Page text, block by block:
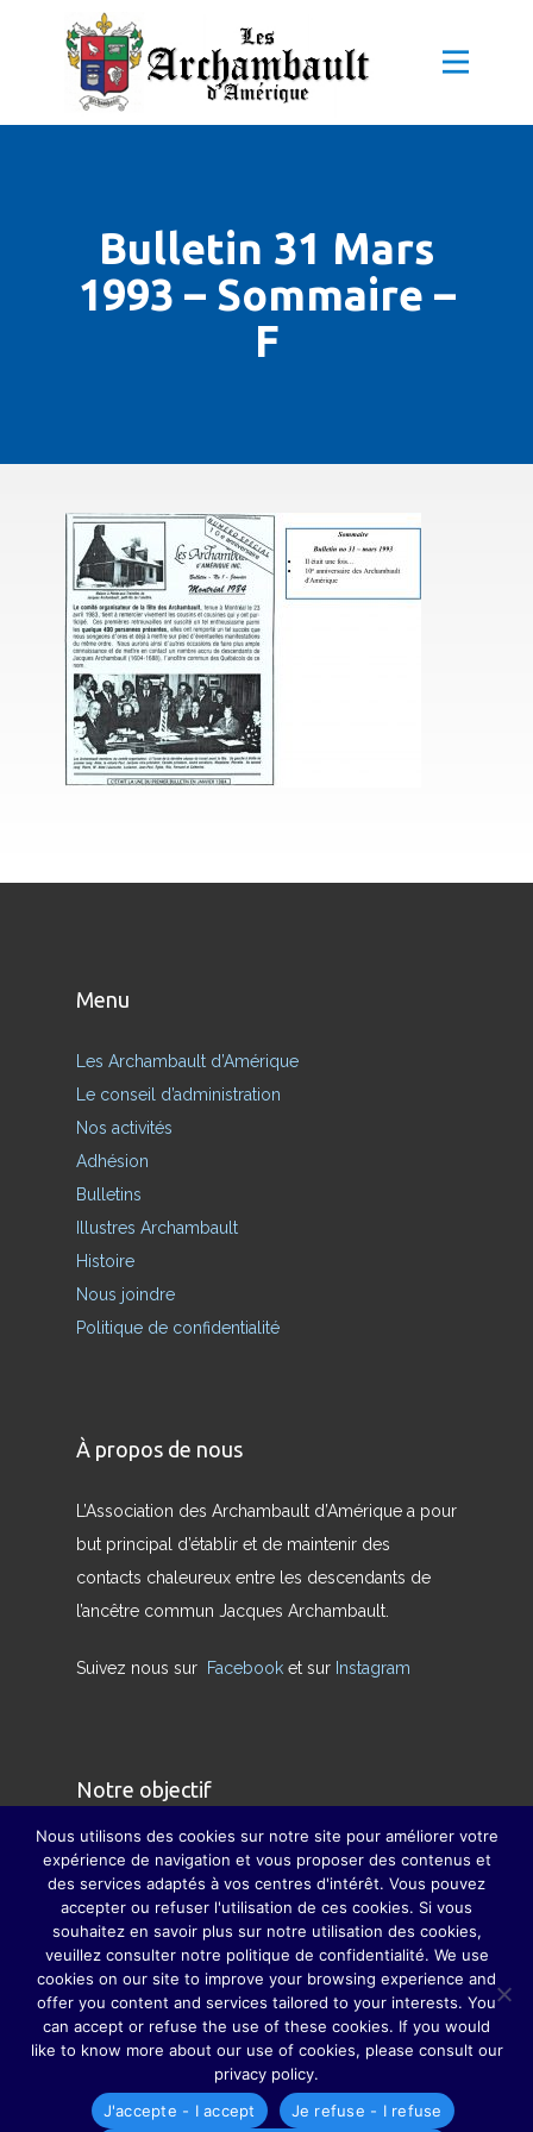
Bulletin 31 Mars
1993 – Sommaire –
F
Menu
Les Archambault d’Amérique
Le conseil d’administration
Nos activités
Adhésion
Bulletins
Illustres Archambault
Histoire
Nous joindre
Politique de confidentialité
À propos de nous
L’Association des Archambault d’Amérique a pour
but principal d’établir et de maintenir des
contacts chaleureux entre les descendants de
l’ancêtre commun Jacques Archambault.
Suivez nous sur Facebook et sur Instagram
Notre objectif
Nous avons pour but de redonner son sens
véritable à la famille et à pallier, dans la mesure
du possible, la disparition des grandes fêtes de
famille, grâce auxquelles parents, grands-
parents, sœurs, frères, oncles, tantes, cousins et
cousines ne se perdaient guère de vue.
Nous utilisons des cookies sur notre site pour améliorer votre
expérience de navigation et vous proposer des contenus et
des services adaptés à vos centres d'intérêt. Vous pouvez
accepter ou refuser l'utilisation de ces cookies. Si vous
souhaitez en savoir plus sur notre utilisation des cookies,
veuillez consulter notre politique de confidentialité. We use
cookies on our site to improve your browsing experience and
offer you content and services tailored to your interests. You
can accept or refuse the use of these cookies. If you would
like to know more about our use of cookies, please consult our
privacy policy.
J'accepte - I accept
Je refuse - I refuse